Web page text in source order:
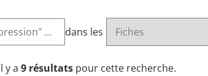
dans les
y a 9 résultats pour cette recherche.